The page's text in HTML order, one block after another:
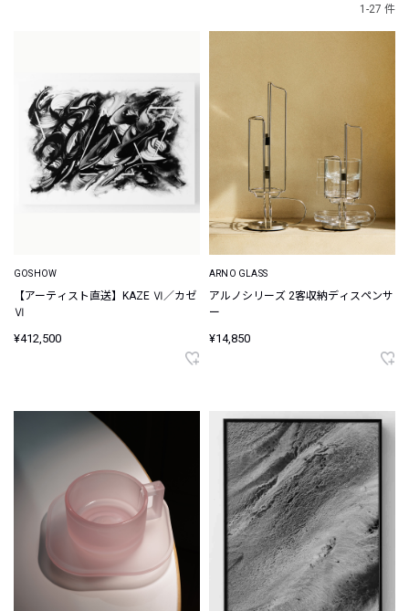
1-27 件
GOSHOW
【アーティスト直送】KAZE Ⅵ／カゼ
Ⅵ
¥412,500
ARNO GLASS
アルノシリーズ 2客収納ディスペンサ
ー
¥14,850